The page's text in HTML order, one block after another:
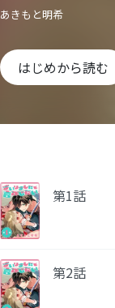
あきもと明希
はじめから読む
第1話
第2話